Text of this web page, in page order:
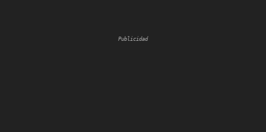
Publicidad